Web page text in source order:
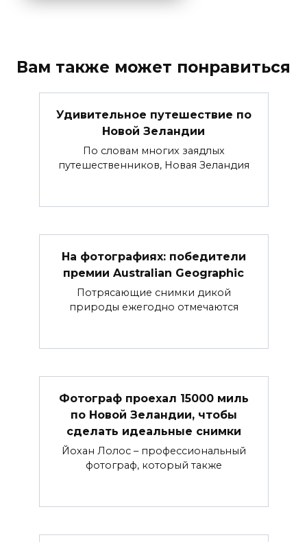
Вам также может понравиться
Удивительное путешествие по
Новой Зеландии
По словам многих заядлых
путешественников, Новая Зеландия
На фотографиях: победители
премии Australian Geographic
Потрясающие снимки дикой
природы ежегодно отмечаются
Фотограф проехал 15000 миль
по Новой Зеландии, чтобы
сделать идеальные снимки
Йохан Лолос – профессиональный
фотограф, который также